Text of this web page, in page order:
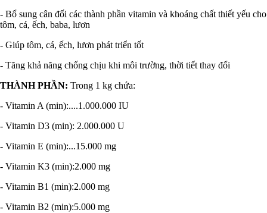
- Bổ sung cân đối các thành phần vitamin và khoáng chất thiết yếu cho
tôm, cá, ếch, baba, lươn
- Giúp tôm, cá, ếch, lươn phát triển tốt
- Tăng khả năng chống chịu khi môi trường, thời tiết thay đổi
THÀNH PHẦN: Trong 1 kg chứa:
- Vitamin A (min):....1.000.000 IU
- Vitamin D3 (min): 2.000.000 U
- Vitamin E (min):...15.000 mg
- Vitamin K3 (min):2.000 mg
- Vitamin B1 (min):2.000 mg
- Vitamin B2 (min):5.000 mg